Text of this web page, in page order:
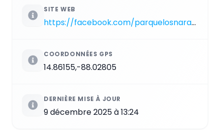
SITE WEB
https://facebook.com/parquelosnaranjos
COORDONNÉES GPS
14.86155,-88.02805
DERNIÈRE MISE À JOUR
9 décembre 2025 à 13:24